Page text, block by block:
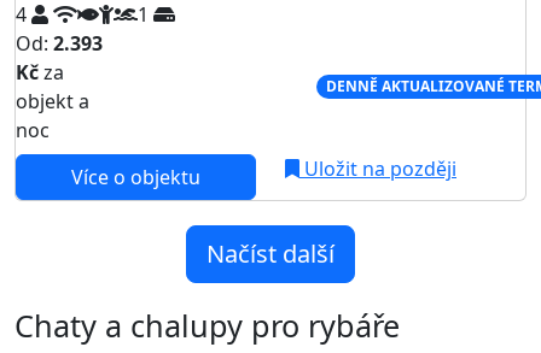
4
1
Od: 2.393
Kčza
objekt a
noc
DENNĚ AKTUALIZOVANÉ
Více o objektu Uložit na později
Načíst další
Chaty a chalupy pro rybáře